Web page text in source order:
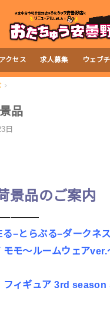
アクセス 求人募集 ウェブ
品
日
景品のご案内
る−とらぶる−ダークネ
モモ〜ルームウェアver.
フィギュア 3rd